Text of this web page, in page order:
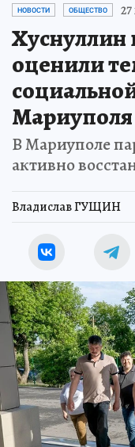
НОВОСТИ ОБЩЕСТВО
оценили
Мариуполя
В Мариуполе
активно
Владислав ГУЩИН